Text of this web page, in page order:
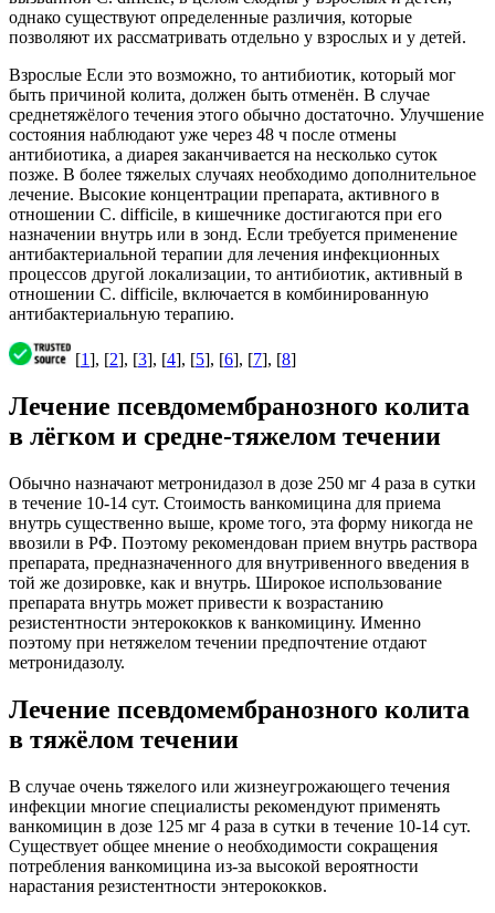
однако существуют определенные различия, которые
позволяют их рассматривать отдельно у взрослых и у детей.
Взрослые Если это возможно, то антибиотик, который мог
быть причиной колита, должен быть отменён. В случае
среднетяжёлого течения этого обычно достаточно. Улучшение
состояния наблюдают уже через 48 ч после отмены
антибиотика, а диарея заканчивается на несколько суток
позже. В более тяжелых случаях необходимо дополнительное
лечение. Высокие концентрации препарата, активного в
отношении С. difficile, в кишечнике достигаются при его
назначении внутрь или в зонд. Если требуется применение
антибактериальной терапии для лечения инфекционных
процессов другой локализации, то антибиотик, активный в
отношении С. difficile, включается в комбинированную
антибактериальную терапию.
[1], [2], [3], [4], [5], [6], [7], [8]
Лечение псевдомембранозного колита
в лёгком и средне-тяжелом течении
Обычно назначают метронидазол в дозе 250 мг 4 раза в сутки
в течение 10-14 сут. Стоимость ванкомицина для приема
внутрь существенно выше, кроме того, эта форму никогда не
ввозили в РФ. Поэтому рекомендован прием внутрь раствора
препарата, предназначенного для внутривенного введения в
той же дозировке, как и внутрь. Широкое использование
препарата внутрь может привести к возрастанию
резистентности энтерококков к ванкомицину. Именно
поэтому при нетяжелом течении предпочтение отдают
метронидазолу.
Лечение псевдомембранозного колита
в тяжёлом течении
В случае очень тяжелого или жизнеугрожающего течения
инфекции многие специалисты рекомендуют применять
ванкомицин в дозе 125 мг 4 раза в сутки в течение 10-14 сут.
Существует общее мнение о необходимости сокращения
потребления ванкомицина из-за высокой вероятности
нарастания резистентности энтерококков.